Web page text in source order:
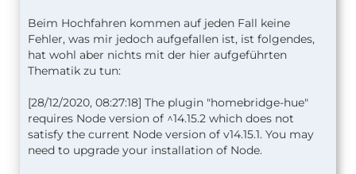
Dann solltest du deine Teile in Homekit sehen
können.
Beim Hochfahren kommen auf jeden Fall keine
Fehler, was mir jedoch aufgefallen ist, ist folgendes,
hat wohl aber nichts mit der hier aufgeführten
Thematik zu tun:
[28/12/2020, 08:27:18] The plugin "homebridge-hue"
requires Node version of ^14.15.2 which does not
satisfy the current Node version of v14.15.1. You may
need to upgrade your installation of Node.